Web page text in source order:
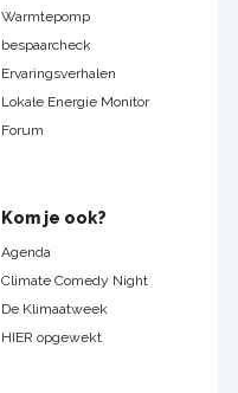
Warmtepomp
bespaarcheck
Ervaringsverhalen
Lokale Energie Monitor
Forum
Kom je ook?
Agenda
Climate Comedy Night
De Klimaatweek
HIER opgewekt